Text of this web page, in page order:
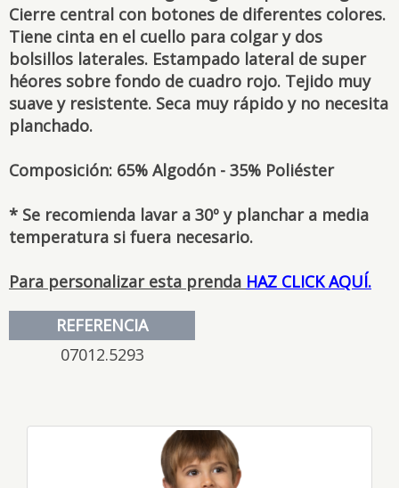
Cierre central con botones de diferentes colores.
Tiene cinta en el cuello para colgar y dos
bolsillos laterales. Estampado lateral de super
héores sobre fondo de cuadro rojo. Tejido muy
suave y resistente. Seca muy rápido y no necesita
planchado.
Composición: 65% Algodón - 35% Poliéster
* Se recomienda lavar a 30º y planchar a media
temperatura si fuera necesario.
Para personalizar esta prenda HAZ CLICK AQUÍ.
REFERENCIA
07012.5293